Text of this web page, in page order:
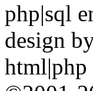
php|sql
design